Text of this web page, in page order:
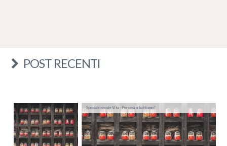
POST RECENTI
Speciale covid e Vita - Per cosa ci battiamo?